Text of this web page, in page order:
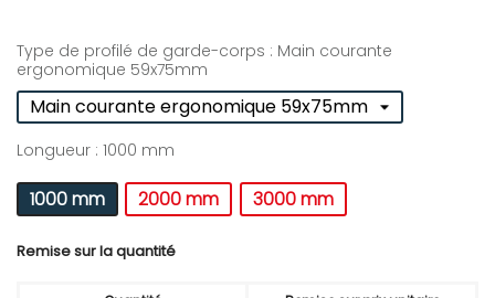
Type de profilé de garde-corps : Main courante
ergonomique 59x75mm
Longueur : 1000 mm
1000 mm 2000 mm 3000 mm
Remise sur la quantité